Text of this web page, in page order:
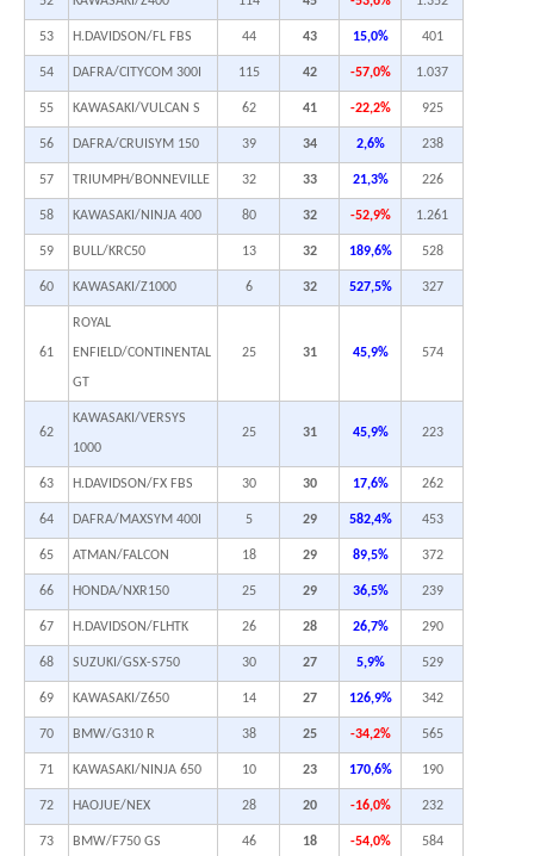
53 H.DAVIDSON/FL FBS 44 43 15,0% 401
54 DAFRA/CITYCOM 300I 115 42 -57,0% 1.037
55 KAWASAKI/VULCAN S 62 41 -22,2% 925
56 DAFRA/CRUISYM 150 39 34 2,6% 238
57 TRIUMPH/BONNEVILLE 32 33 21,3% 226
58 KAWASAKI/NINJA 400 80 32 -52,9% 1.261
59 BULL/KRC50 13 32 189,6% 528
60 KAWASAKI/Z1000 6 32 527,5% 327
61
ROYAL
ENFIELD/CONTINENTAL
GT
25 31 45,9% 574
62
KAWASAKI/VERSYS
1000
25 31 45,9% 223
63 H.DAVIDSON/FX FBS 30 30 17,6% 262
64 DAFRA/MAXSYM 400I 5 29 582,4% 453
65 ATMAN/FALCON 18 29 89,5% 372
66 HONDA/NXR150 25 29 36,5% 239
67 H.DAVIDSON/FLHTK 26 28 26,7% 290
68 SUZUKI/GSX-S750 30 27 5,9% 529
69 KAWASAKI/Z650 14 27 126,9% 342
70 BMW/G310 R 38 25 -34,2% 565
71 KAWASAKI/NINJA 650 10 23 170,6% 190
72 HAOJUE/NEX 28 20 -16,0% 232
73 BMW/F750 GS 46 18 -54,0% 584